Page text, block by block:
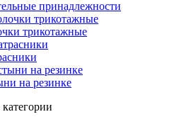
трикотажные
на резинке